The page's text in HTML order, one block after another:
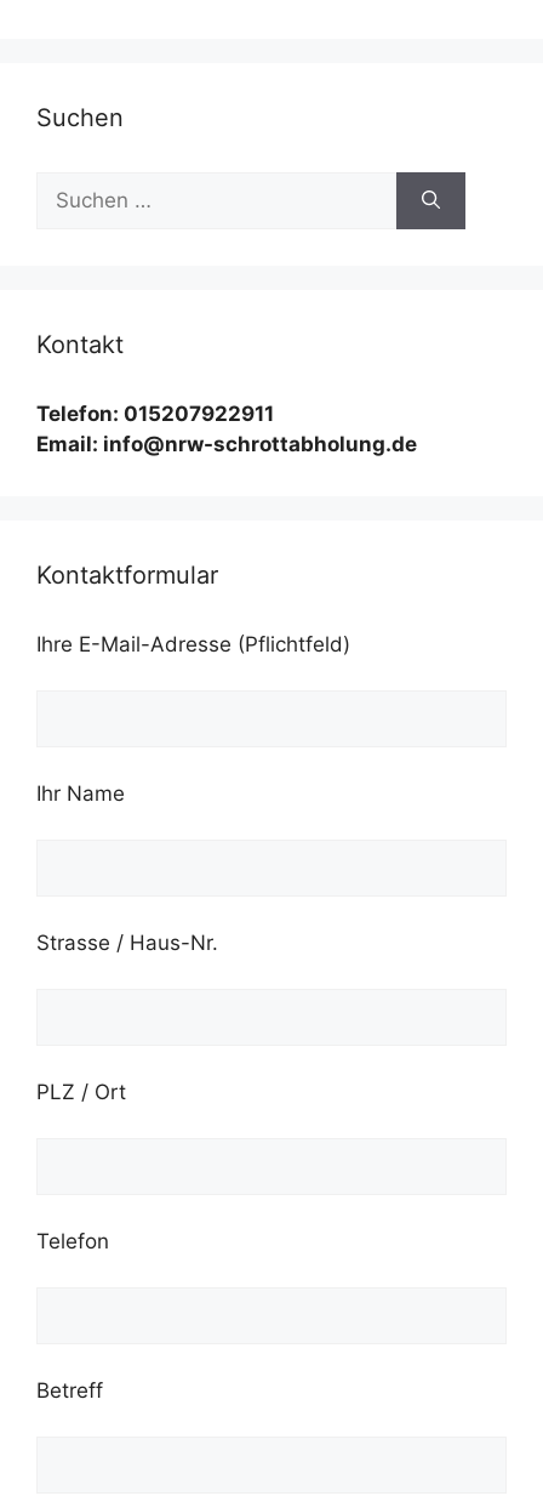
Suchen
nach:
Kontakt
Telefon: 015207922911
Email: info@nrw-schrottabholung.de
Kontaktformular
Ihre E-Mail-Adresse (Pflichtfeld)
Ihr Name
Strasse / Haus-Nr.
PLZ / Ort
Telefon
Betreff